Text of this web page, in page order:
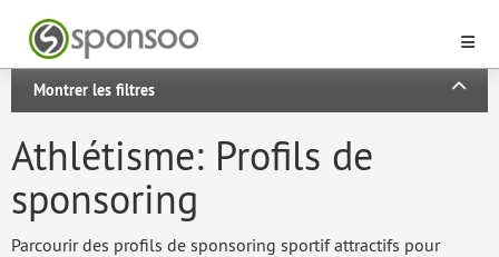
Montrer les filtres
Athlétisme: Profils de
sponsoring
Parcourir des profils de sponsoring sportif attractifs pour